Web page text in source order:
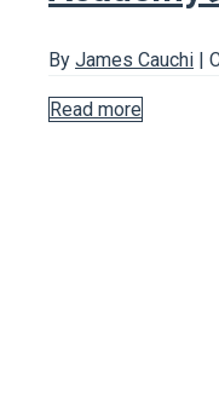
By James Cauchi
Read more